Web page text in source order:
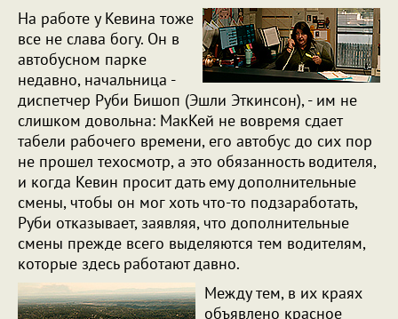
На работе у Кевина тоже
все не слава богу. Он в
автобусном парке
недавно, начальница -
диспетчер Руби Бишоп (Эшли Эткинсон), - им не
слишком довольна: МакКей не вовремя сдает
табели рабочего времени, его автобус до сих пор
не прошел техосмотр, а это обязанность водителя,
и когда Кевин просит дать ему дополнительные
смены, чтобы он мог хоть что-то подзаработать,
Руби отказывает, заявляя, что дополнительные
смены прежде всего выделяются тем водителям,
которые здесь работают давно.
Между тем, в их краях
объявлено красное